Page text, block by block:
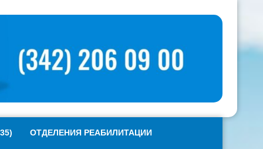
ОТДЕЛЕНИЯ РЕАБИЛИТАЦИИ